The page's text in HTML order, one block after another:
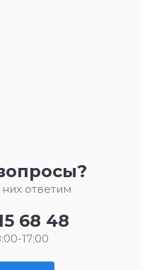
ответим
68 48
17:00